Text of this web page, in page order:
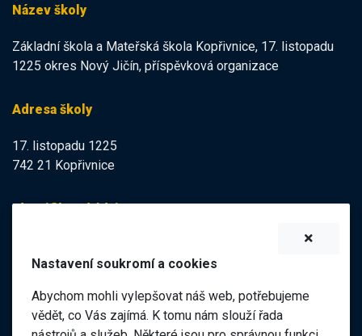
Název školy
Základní škola a Mateřská škola Kopřivnice, 17. listopadu
1225 okres Nový Jičín, příspěvková organizace
Adresa školy
17. listopadu 1225
742 21 Kopřivnice
Identifikační údaje
IČO:47998121
Elektronická podatelna
Nastavení soukromí a cookies
Abychom mohli vylepšovat náš web, potřebujeme
vědět, co Vás zajímá. K tomu nám slouží řada